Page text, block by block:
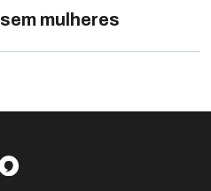
mulheres